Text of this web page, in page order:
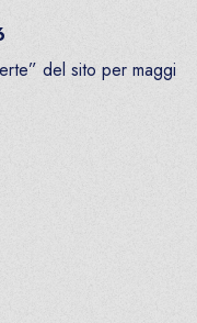
del sito per maggi